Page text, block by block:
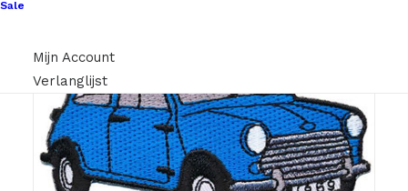
Sale
Mijn Account
Verlanglijst